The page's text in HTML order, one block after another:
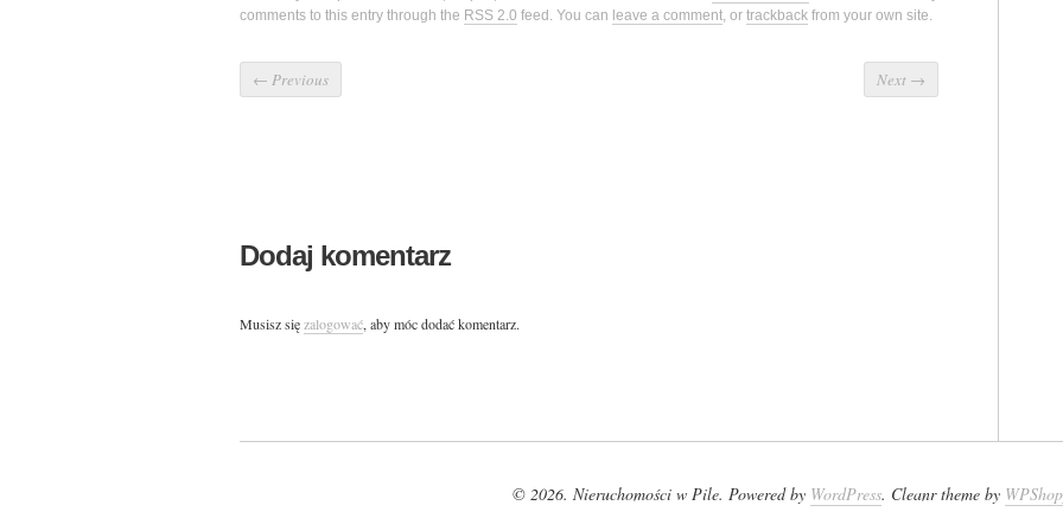
comments to this entry through the RSS 2.0 feed. You can leave a comment, or trackback from your own site.
← Previous Next →
Dodaj komentarz
Musisz sięzalogować, aby móc dodać komentarz.
© 2026. Nieruchomości w Pile. Powered by WordPress. Cleanr theme by